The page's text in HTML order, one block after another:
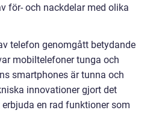
för- och nackdelar med olika
telefon genomgått betydande
mobiltelefoner tunga och
smartphones är tunna och
innovationer gjort det
en rad funktioner som